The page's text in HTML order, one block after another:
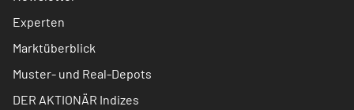
Experten
Marktüberblick
Muster- und Real-Depots
DER AKTIONÄR Indizes